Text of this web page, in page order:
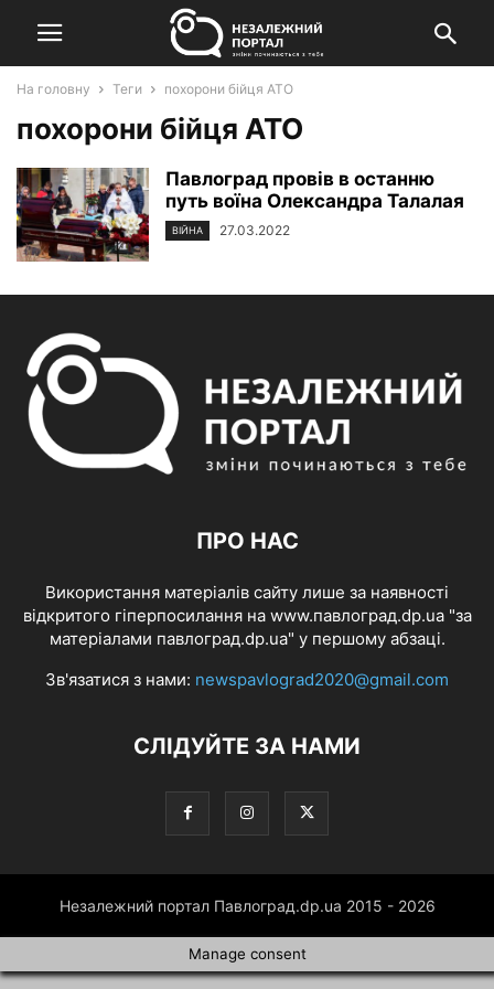
На головну Теги похорони бійця АТО
похорони бійця АТО
Павлоград провів в останню
путь воїна Олександра Талалая
ВІЙНА 27.03.2022
ПРО НАС
Використання матеріалів сайту лише за наявності
відкритого гіперпосилання на www.павлоград.dp.ua "за
матеріалами павлоград.dp.ua" у першому абзаці.
Зв'язатися з нами: newspavlograd2020@gmail.com
СЛІДУЙТЕ ЗА НАМИ
Незалежний портал Павлоград.dp.ua 2015 - 2026
Manage consent